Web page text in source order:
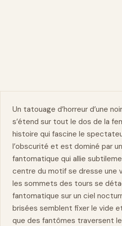
Un tatouage d’horreur d’une
s’étend sur tout le dos de la
histoire qui fascine le
l’obscurité et est dominé par
fantomatique qui allie
centre du motif se dresse une
les sommets des tours se
fantomatique sur un ciel
brisées semblent fixer le vide
que des fantômes traversent